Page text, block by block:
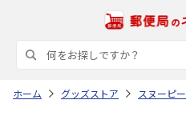
ホーム グッズストア スヌーピー